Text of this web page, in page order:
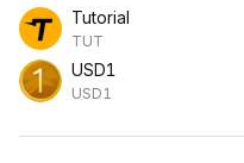
Tutorial
TUT
USD1
USD1